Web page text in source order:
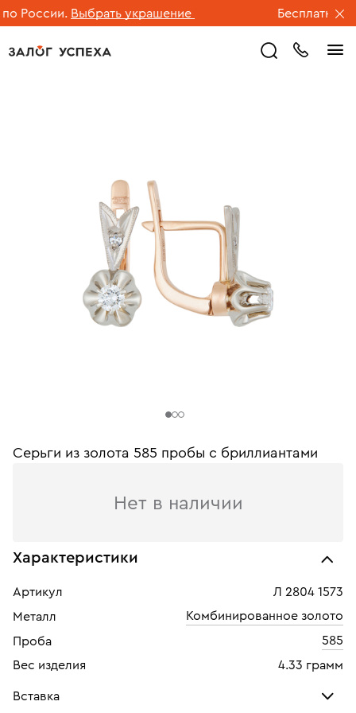
России. Выбрать украшение Бесплатная
Серьги из золота 585 пробы c бриллиантами
Нет в наличии
Характеристики
Артикул
Л 2804 1573
Металл
Комбинированное золото
Проба
585
Вес изделия
4.33 грамм
Вставка